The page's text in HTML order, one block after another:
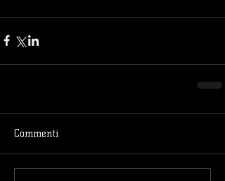
Commenti